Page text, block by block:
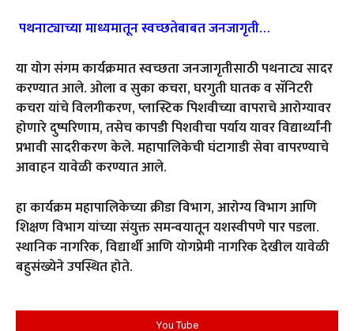
पथनाट्याच्या माध्यमातून स्वच्छतेबाबत जनजागृती…
या योग संगम कार्यक्रमात स्वच्छता जनजागृतीसाठी पथनाट्य सादर
करण्यात आले. ओला व सुका कचरा, घरगुती घातक व सॅनिटरी
कचरा यांचे विलगीकरण, प्लास्टिक पिशवीच्या वापराचे आरोग्यावर
होणारे दुष्परिणाम, तसेच कापडी पिशवीचा पर्याय यावर विद्यार्थ्यांनी
प्रभावी सादरीकरण केले. महापालिकेची घंटागाडी सेवा वापरण्याचे
आवाहन यावेळी करण्यात आले.
हा कार्यक्रम महापालिकेच्या क्रीडा विभाग, आरोग्य विभाग आणि
शिक्षण विभाग यांच्या संयुक्त समन्वयातून यशस्वीपणे पार पडला.
स्थानिक नागरिक, विद्यार्थी आणि योगप्रेमी नागरिक देखील यावेळी
बहुसंख्येने उपस्थित होते.
You Tube